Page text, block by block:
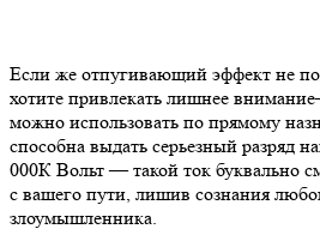
Если же отпугивающий эффект не
хотите привлекать лишнее
можно использовать по прямому
способна выдать серьезный разряд
000К Вольт — такой ток буквально
с вашего пути, лишив сознания
злоумышленника.